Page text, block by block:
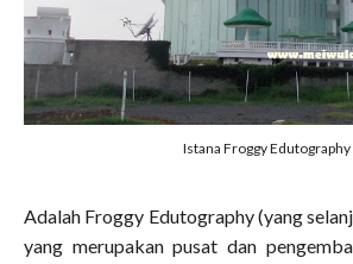
Istana Froggy Edutography
Adalah Froggy Edutography (yang
yang merupakan pusat dan